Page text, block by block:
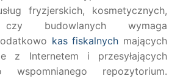
fryzjerskich, kosmetycznych,
czy budowlanych wymaga
kas fiskalnych mających
z Internetem i przesyłających
wspomnianego repozytorium.